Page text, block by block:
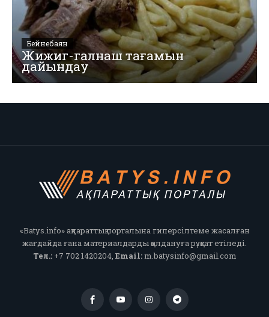
Бейнебаян
Жижиг-галнаш тағамын
дайындау
«Batys.info» ақпараттық порталына гиперсілтеме жасалған
жағдайда ғана материалдарды қолдануға рұқсат етіледі.
Тел.:+7 702 1420204, Email:m.batysinfo@gmail.com